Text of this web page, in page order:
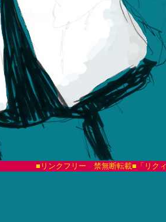
■リンクフリー 禁無断転載■「リク